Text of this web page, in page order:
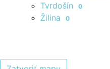
Tvrdošín 0
Žilina 0